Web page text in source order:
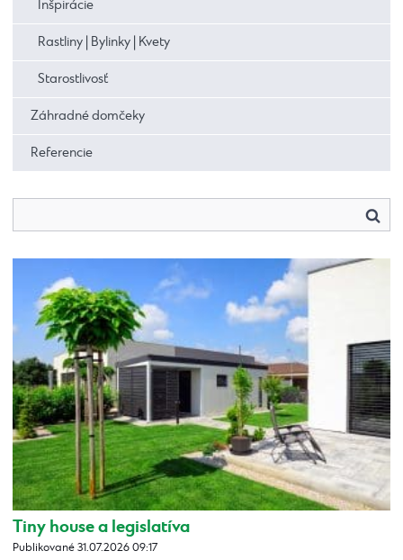
Inšpirácie
Rastliny | Bylinky | Kvety
Starostlivosť
Záhradné domčeky
Referencie
Tiny house a legislatíva
Publikované 31.07.2026 09:17